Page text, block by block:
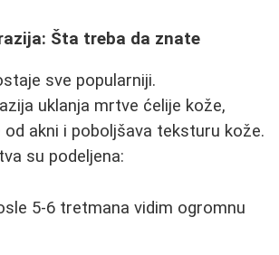
Šta treba da znate
sve popularniji.
uklanja mrtve ćelije kože,
od akni i poboljšava teksturu kože.
su podeljena:
5-6 tretmana vidim ogromnu